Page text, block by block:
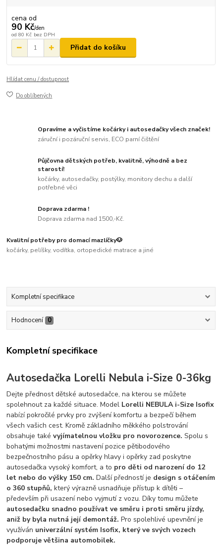
cena od
90 Kč/den
od 80 Kč bez DPH
Přidat do košíku
Hlídat cenu / dostupnost
Do oblíbených
Opravíme a vyčistíme kočárky i autosedačky všech značek!
záruční i pozáruční servis, ECO parní čištění
Půjčovna dětských potřeb, kvalitně, výhodně a bez
starostí!
kočárky, autosedačky, postýlky, monitory dechu a další
potřebné věci
Doprava zdarma !
Doprava zdarma nad 1500,-Kč.
Kvalitní potřeby pro domací mazlíčky🐶
kočárky, pelíšky, vodítka, ortopedické matrace a jiné
Kompletní specifikace
Hodnocení 0
Kompletní specifikace
Autosedačka Lorelli Nebula i-Size 0-36kg
Dejte přednost dětské autosedačce, na kterou se můžete
spolehnout za každé situace. Model Lorelli NEBULA i-Size Isofix
nabízí pokročilé prvky pro zvýšení komfortu a bezpečí během
všech vašich cest. Kromě základního měkkého polstrování
obsahuje takévyjímatelnou vložku pro novorozence.Spolu s
bohatými možnostmi nastavení pozice pětibodového
bezpečnostního pásu a opěrky hlavy i opěrky zad poskytne
autosedačka vysoký komfort, a to pro děti od narození do 12
let nebo do výšky 150 cm.Další předností je design s otáčením
o 360 stupňů, který výrazně usnadňuje přístup k dítěti –
především při usazení nebo vyjmutí z vozu. Díky tomu můžete
autosedačku snadno používat ve směru i proti směru jízdy,
aniž by byla nutná její demontáž.Pro spolehlivé upevnění je
využíván univerzální systém Isofix, který ve svých vozech
podporuje většina automobilek.